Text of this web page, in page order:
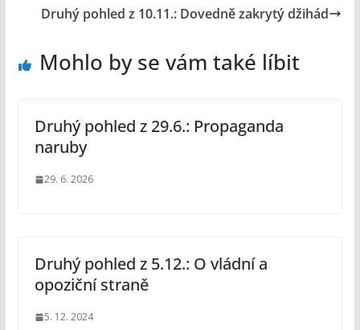
Druhý pohled z 10.11.: Dovedně zakrytý džihád
Mohlo by se vám také líbit
Druhý pohled z 29.6.: Propaganda
naruby
29. 6. 2026
Druhý pohled z 5.12.: O vládní a
opoziční straně
5. 12. 2024